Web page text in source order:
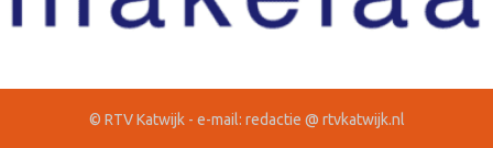
© RTV Katwijk - e-mail: redactie @ rtvkatwijk.nl